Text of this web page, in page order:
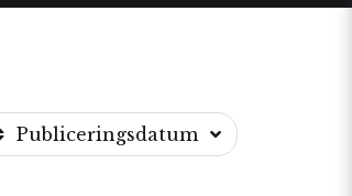
Publiceringsdatum